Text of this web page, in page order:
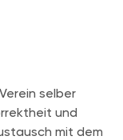
selber
und
mit dem